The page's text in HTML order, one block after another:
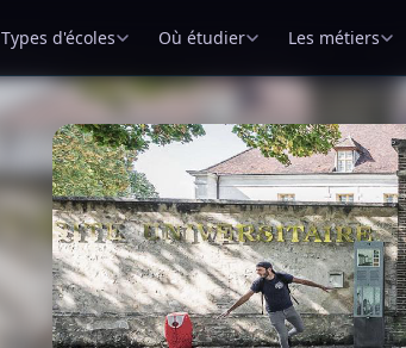
Types d'écoles Où étudier Les métiers